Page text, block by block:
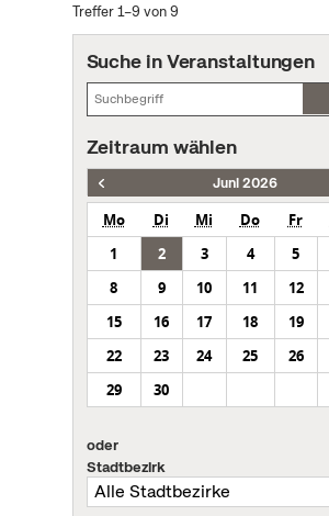
Treffer 1–9 von 9
Suche in Veranstaltungen
Zeitraum wählen
Juni 2026
Mo Di Mi Do Fr
1
2 3 4 5
8
9 10 11 12
15
16 17 18 19
22
23 24 25 26
29
30
oder
Stadtbezirk